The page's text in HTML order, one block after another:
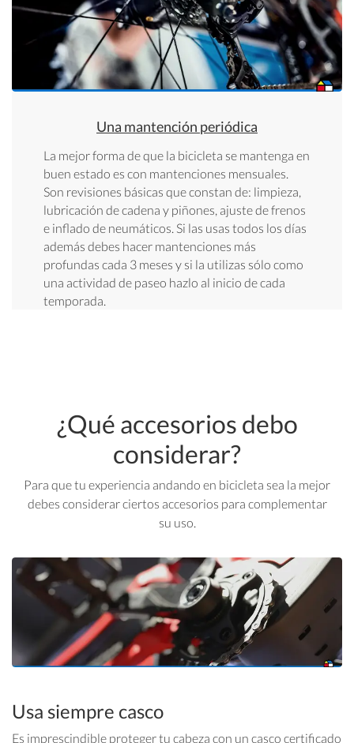
Una mantención periódica
La mejor forma de que la bicicleta se mantenga en
buen estado es con mantenciones mensuales.
Son revisiones básicas que constan de: limpieza,
lubricación de cadena y piñones, ajuste de frenos
e inflado de neumáticos. Si las usas todos los días
además debes hacer mantenciones más
profundas cada 3 meses y si la utilizas sólo como
una actividad de paseo hazlo al inicio de cada
temporada.
¿Qué accesorios debo
considerar?
Para que tu experiencia andando en bicicleta sea la mejor
debes considerar ciertos accesorios para complementar
su uso.
Usa siempre casco
Es imprescindible proteger tu cabeza con un casco certificado